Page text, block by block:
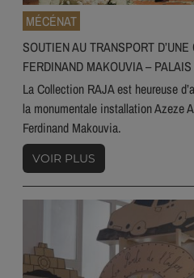
MÉCÉNAT
SOUTIEN AU TRANSPORT
FERDINAND MAKOUVIA –
La Collection RAJA est heureuse
la monumentale installation Azeze
Ferdinand Makouvia.
VOIR PLUS